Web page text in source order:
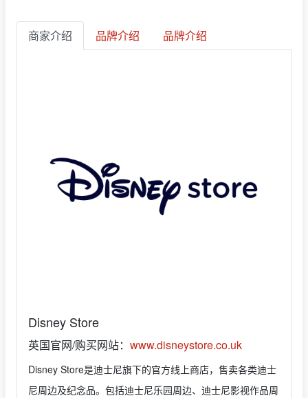
商家介绍 品牌介绍 品牌介绍
Disney Store
英国官网/购买网站： www.disneystore.co.uk
Disney Store是迪士尼旗下的官方线上商店，售卖各类迪士
尼周边及纪念品。包括迪士尼乐园周边、迪士尼影视作品周